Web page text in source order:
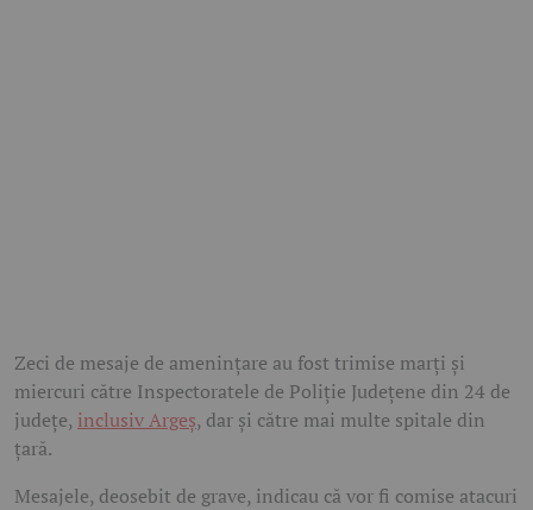
Zeci de mesaje de amenințare au fost trimise marți și
miercuri către Inspectoratele de Poliție Județene din 24 de
județe, inclusiv Argeș, dar și către mai multe spitale din
țară.
Mesajele, deosebit de grave, indicau că vor fi comise atacuri